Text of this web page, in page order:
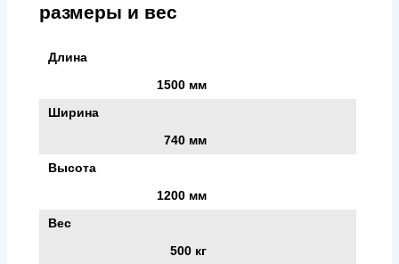
размеры и вес
Длина
1500 мм
Ширина
740 мм
Высота
1200 мм
Вес
500 кг